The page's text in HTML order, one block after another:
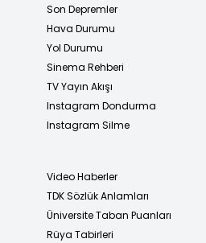
Son Depremler
Hava Durumu
Yol Durumu
Sinema Rehberi
TV Yayın Akışı
Instagram Dondurma
Instagram Silme
Video Haberler
TDK Sözlük Anlamları
Üniversite Taban Puanları
Rüya Tabirleri